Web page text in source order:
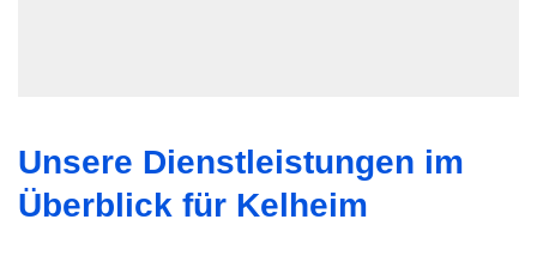
Unsere Dienstleistungen im
Überblick für Kelheim